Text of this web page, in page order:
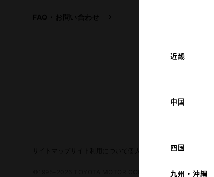
近畿
中国
四国
九州・沖縄
FAQ・お問い合わせ
トヨタイムズ
サイト利用について 個人情報の取扱いについて
©1995-2026 TOYOTA MOTOR CORPORATION. ALL